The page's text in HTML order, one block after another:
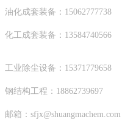
油化成套装备：15062777738
化工成套装备：13584740566
工业除尘设备：15371779658
钢结构工程：18862739697
邮箱：sfjx@shuangmachem.com